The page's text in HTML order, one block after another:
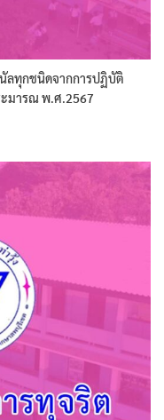
ลทุกชนิดจากการปฏิบัติ
มารณ พ.ศ.2567